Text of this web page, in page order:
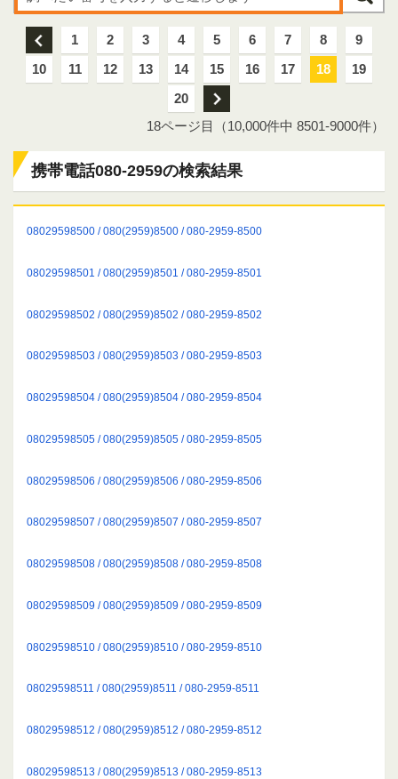
前 1 2 3 4 5 6 7 8
9
10
11 12 13 14 15 16 17 18
19
20
次
18ページ目（10,000件中 8501-9000件）
携帯電話080-2959の検索結果
08029598500 / 080(2959)8500 / 080-2959-8500
08029598501 / 080(2959)8501 / 080-2959-8501
08029598502 / 080(2959)8502 / 080-2959-8502
08029598503 / 080(2959)8503 / 080-2959-8503
08029598504 / 080(2959)8504 / 080-2959-8504
08029598505 / 080(2959)8505 / 080-2959-8505
08029598506 / 080(2959)8506 / 080-2959-8506
08029598507 / 080(2959)8507 / 080-2959-8507
08029598508 / 080(2959)8508 / 080-2959-8508
08029598509 / 080(2959)8509 / 080-2959-8509
08029598510 / 080(2959)8510 / 080-2959-8510
08029598511 / 080(2959)8511 / 080-2959-8511
08029598512 / 080(2959)8512 / 080-2959-8512
08029598513 / 080(2959)8513 / 080-2959-8513